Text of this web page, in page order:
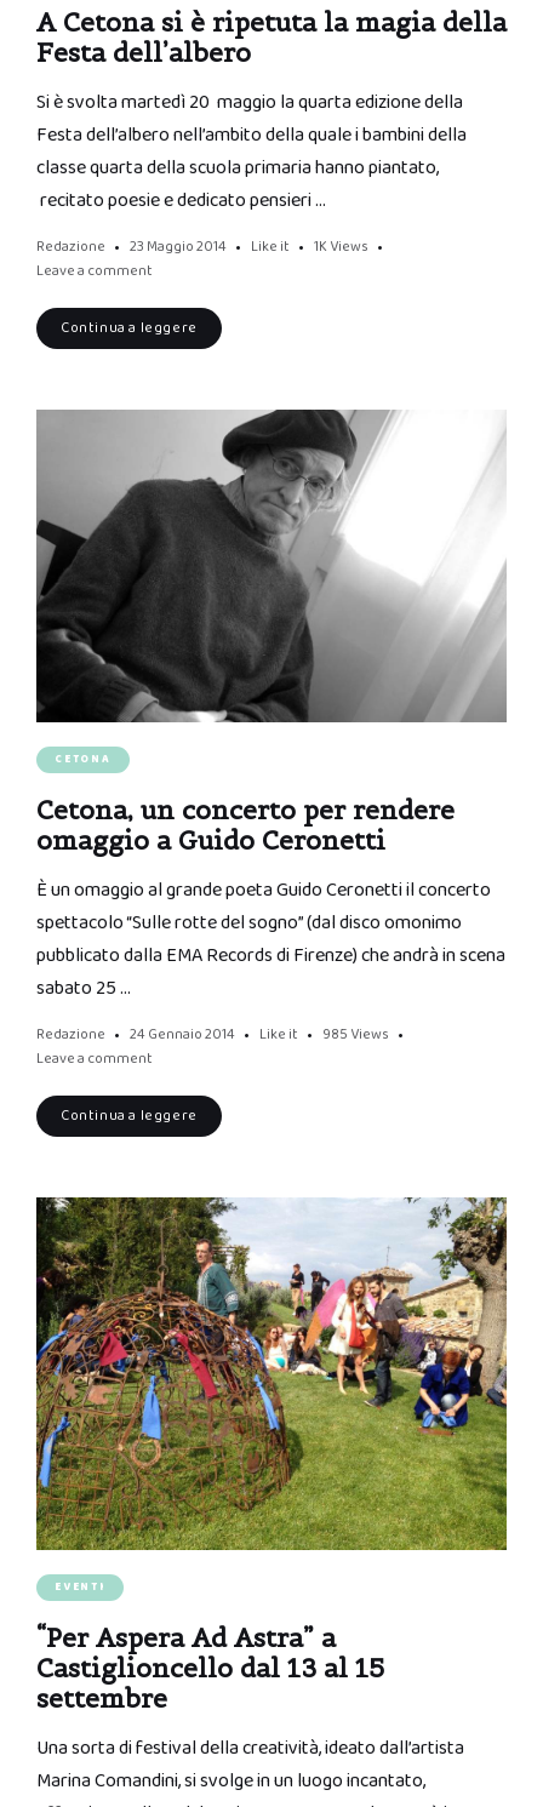
A Cetona si è ripetuta la magia della
Festa dell’albero
Si è svolta martedì 20 maggio la quarta edizione della
Festa dell’albero nell’ambito della quale i bambini della
classe quarta della scuola primaria hanno piantato,
recitato poesie e dedicato pensieri …
Redazione 23 Maggio 2014 Like it 1K Views
Leave a comment
Continua a leggere
CETONA
Cetona, un concerto per rendere
omaggio a Guido Ceronetti
È un omaggio al grande poeta Guido Ceronetti il concerto
spettacolo “Sulle rotte del sogno” (dal disco omonimo
pubblicato dalla EMA Records di Firenze) che andrà in scena
sabato 25 …
Redazione 24 Gennaio 2014 Like it 985 Views
Leave a comment
Continua a leggere
EVENTI
“Per Aspera Ad Astra” a
Castiglioncello dal 13 al 15
settembre
Una sorta di festival della creatività, ideato dall’artista
Marina Comandini, si svolge in un luogo incantato,